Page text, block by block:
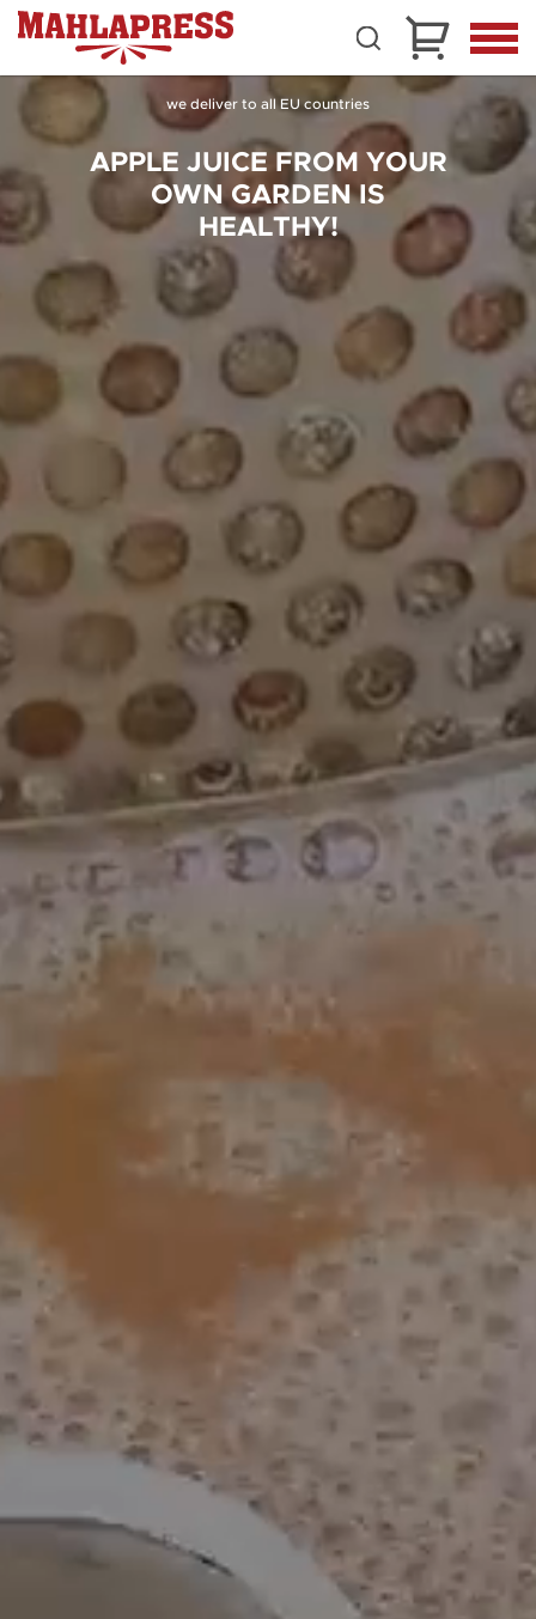
we deliver to all EU countries
APPLE JUICE FROM YOUR
OWN GARDEN IS
HEALTHY!